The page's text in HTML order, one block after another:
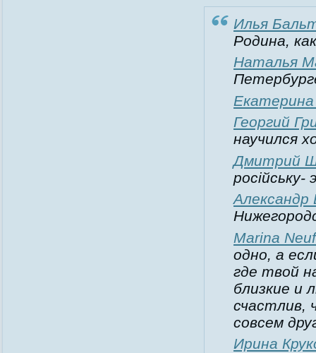
Илья
Родина,
Наталья
Георгий
научился
Дмитрий
Александр
Marina
одно, а
где твой
близкие и
счастлив,
совсем
Ирина